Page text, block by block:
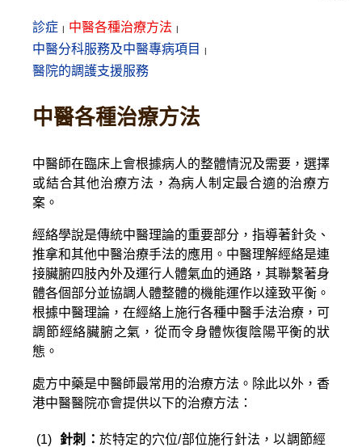
診症
中醫各種治療方法
中醫分科服務及中醫專病項目
醫院的調護支援服務
中醫各種治療方法
中醫師在臨床上會根據病人的整體情況及需要，選擇
或結合其他治療方法，為病人制定最合適的治療方
案。
經絡學說是傳統中醫理論的重要部分，指導著針灸、
推拿和其他中醫治療手法的應用。中醫理解經絡是連
接臟腑四肢內外及運行人體氣血的通路，其聯繫著身
體各個部分並協調人體整體的機能運作以達致平衡。
根據中醫理論，在經絡上施行各種中醫手法治療，可
調節經絡臟腑之氣，從而令身體恢復陰陽平衡的狀
態。
處方中藥是中醫師最常用的治療方法。除此以外，香
港中醫醫院亦會提供以下的治療方法：
(1) 針刺： 於特定的穴位/部位施行針法，以調節經